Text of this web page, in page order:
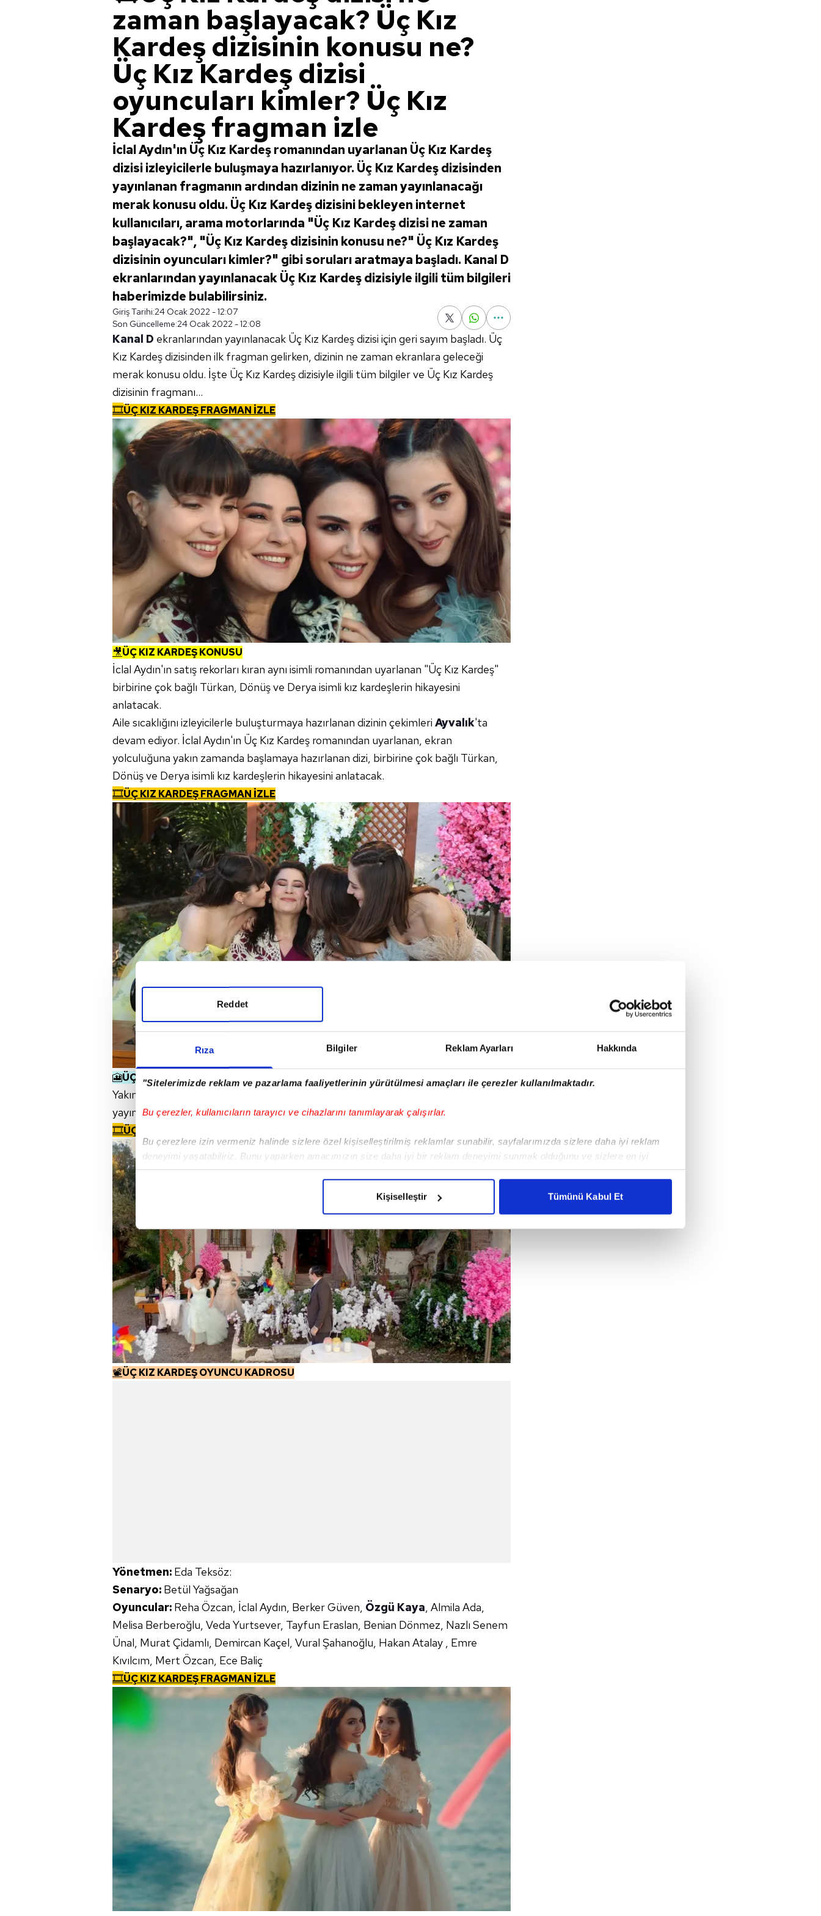
Rıza Bilgiler Reklam Ayarları Hakkında
"Sitelerimizde reklam ve pazarlama faaliyetlerinin yürütülmesi amaçları ile çerezler kullanılmaktadır.
Bu çerezler, kullanıcıların tarayıcı ve cihazlarını tanımlayarak çalışırlar.
Bu çerezlere izin vermeniz halinde sizlere özel kişiselleştirilmiş reklamlar sunabilir, sayfalarımızda sizlere daha iyi reklam
deneyimi yaşatabiliriz. Bunu yaparken amacımızın size daha iyi bir reklam deneyimi sunmak olduğunu ve sizlere en iyi
içerikleri sunabilmek adına elimizden gelen çabayı gösterdiğimizi ve bu noktada, reklamların maliyetlerimizi karşılamak
Her halükârda, kullanıcılar, bu çerezlere izin vermedikleri takdirde, kullanıcılara hedefli reklamlar gösterilmeyecektir."
Sizlere daha iyi bir hizmet sunabilmek için İnternet Sitemizde kendimize ve üçüncü kişilere ait çerezler kullanılmaktadır. Bu
çerezler vasıtasıyla çeşitli kişisel verileriniz işlenmekte olup gerekli olan çerezler bilgi toplumu hizmetlerinin sunulması
amacıyla kullanılmaktadır. Diğer çerezler, sitemizin daha işlevsel kılınması ve kişiselleştirilmesi ve sizlere yönelik
reklam/pazarlama faaliyetlerinin yapılması, amaçlarıyla sınırlı olarak açık rızanız dahilinde kullanılacaktır.
Çerezlere ilişkin tercihlerinizi aşağıda yer alan panel vasıtasıyla belirleyebilirsiniz. Çerezlere ilişkin detaylı bilgi için Ayarlar
butonuna tıklayabilir,Çerez Bilgilendirme Metnimiziziyaret edebilirsiniz.
6698 sayılı Kişisel Verilerin Korunması Kanunu uyarınca hazırlanmış Aydınlatma Metnimizi okumak ve sitemizde ilgili
mevzuata uygun olarak kullanılan çerezlerle ilgili bilgi almak için lütfen
Reddet
Kişiselleştir Tümünü Kabul Et
zaman başlayacak? Üç Kız
Kardeş dizisinin konusu ne?
Üç Kız Kardeş dizisi
oyuncuları kimler? Üç Kız
Kardeş fragman izle
İclal Aydın'ın Üç Kız Kardeş romanından uyarlanan Üç Kız Kardeş
dizisi izleyicilerle buluşmaya hazırlanıyor. Üç Kız Kardeş dizisinden
yayınlanan fragmanın ardından dizinin ne zaman yayınlanacağı
merak konusu oldu. Üç Kız Kardeş dizisini bekleyen internet
kullanıcıları, arama motorlarında "Üç Kız Kardeş dizisi ne zaman
başlayacak?", "Üç Kız Kardeş dizisinin konusu ne?" Üç Kız Kardeş
dizisinin oyuncuları kimler?" gibi soruları aratmaya başladı. Kanal D
ekranlarından yayınlanacak Üç Kız Kardeş dizisiyle ilgili tüm bilgileri
haberimizde bulabilirsiniz.
Giriş Tarihi:24 Ocak 2022 - 12:07
Son Güncelleme:24 Ocak 2022 - 12:08
Kanal D ekranlarından yayınlanacak Üç Kız Kardeş dizisi için geri sayım başladı. Üç
Kız Kardeş dizisinden ilk fragman gelirken, dizinin ne zaman ekranlara geleceği
merak konusu oldu. İşte Üç Kız Kardeş dizisiyle ilgili tüm bilgiler ve Üç Kız Kardeş
dizisinin fragmanı...
🎞️ÜÇ KIZ KARDEŞ FRAGMAN İZLE
🎥ÜÇ KIZ KARDEŞ KONUSU
İclal Aydın'ın satış rekorları kıran aynı isimli romanından uyarlanan "Üç Kız Kardeş"
birbirine çok bağlı Türkan, Dönüş ve Derya isimli kız kardeşlerin hikayesini
anlatacak.
Aile sıcaklığını izleyicilerle buluşturmaya hazırlanan dizinin çekimleri Ayvalık'ta
devam ediyor. İclal Aydın'ın Üç Kız Kardeş romanından uyarlanan, ekran
yolculuğuna yakın zamanda başlamaya hazırlanan dizi, birbirine çok bağlı Türkan,
Dönüş ve Derya isimli kız kardeşlerin hikayesini anlatacak.
🎞️ÜÇ KIZ KARDEŞ FRAGMAN İZLE
🎦ÜÇ KIZ KARDEŞ DİZİSİ NE ZAMAN BAŞLAYACAK?
Yakında Kanal D ekranlarından izleyicilerler buluşacak olan Üç Kız Kardeş dizisinin
yayın tarihi açıklanmadı.
🎞️ÜÇ KIZ KARDEŞ FRAGMAN İZLE
📽️ÜÇ KIZ KARDEŞ OYUNCU KADROSU
Yönetmen: Eda Teksöz:
Senaryo: Betül Yağsağan
Oyuncular: Reha Özcan, İclal Aydın, Berker Güven, Özgü Kaya, Almila Ada,
Melisa Berberoğlu, Veda Yurtsever, Tayfun Eraslan, Benian Dönmez, Nazlı Senem
Ünal, Murat Çidamlı, Demircan Kaçel, Vural Şahanoğlu, Hakan Atalay , Emre
Kıvılcım, Mert Özcan, Ece Baliç
🎞️ÜÇ KIZ KARDEŞ FRAGMAN İZLE